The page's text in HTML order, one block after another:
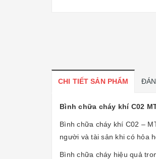
CHI TIẾT SẢN PHẨM
Bình chữa cháy khí C02
Bình chữa cháy khí C02 –
người và tài sản khi có hỏa
Bình chữa cháy hiệu quả